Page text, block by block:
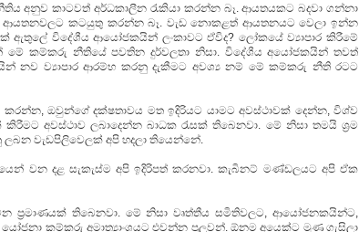
අනුව කාටවත් අර්ධකාලීන රැකියා කරන්න බෑ. ආයතයකට බදවා ගන්නා
ආයතනවලට කටයුතු කරන්න බෑ. වැඩ නොකළත් ආයතනයට වෙලා ඉන්න
ඇතුලේ විදේශීය ආයෝජකයින් ලංකාවට ඒවිද? ලෝකයේ ව්‍යාපාර කිරීමේ
මේ කම්කරු නීතියේ පවතින දුර්වලතා නිසා. විදේශීය අයෝජකයින් තවත්
නව ව්‍යාපාර ආරම්භ කරනු දැකීමට අවශ්‍ය නම් මේ කම්කරු නීති රටට
ඔවුන්ගේ දක්ෂතාවය මත ඉදිරියට යාමට අවස්ථාවක් දෙන්න, විශ්ව
අවස්ථාව ලබාදෙන්න බාධක රැසක් තිබෙනවා. මේ නිසා තමයි ශ්‍රම
වැඩපිලිවෙලක් අපි හදලා තියෙන්නේ.
වන දළ සැකැස්ම අපි ඉදිරිපත් කරනවා. කැබිනට් මණ්ඩලයට අපි ඒක
ප්‍රමාණයක් තිබෙනවා. මේ නිසා වෘත්තීය සමිතිවලට, ආයෝජනකයින්ට,
කම්කරු අමාත්‍යාංශයට එවන්න පුලුවන්. ඕනම අයෙක්ට මුණ ගැසිලා